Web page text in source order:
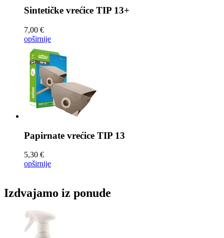
Sintetičke vrećice TIP 13+
7,00 €
opširnije
Papirnate vrećice TIP 13
5,30 €
opširnije
Izdvajamo iz ponude